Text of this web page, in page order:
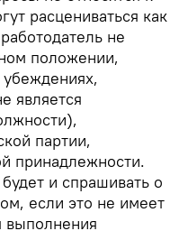
расцениваться как
не
положении,
является
партии,
принадлежности.
и спрашивать о
если это не имеет
выполнения